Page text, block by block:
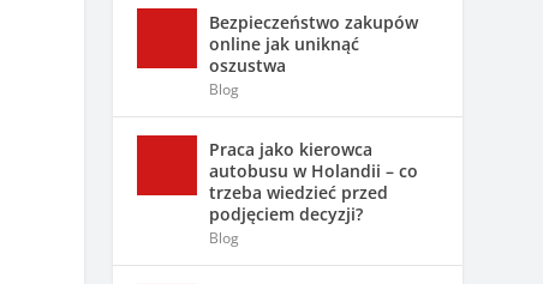
Bezpieczeństwo zakupów
online jak uniknąć
oszustwa
Blog
Praca jako kierowca
autobusu w Holandii – co
trzeba wiedzieć przed
podjęciem decyzji?
Blog